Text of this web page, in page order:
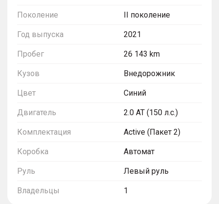
Поколение II поколение
Год выпуска 2021
Пробег 26 143 km
Кузов Внедорожник
Цвет Синий
Двигатель 2.0 AT (150 л.с.)
Комплектация Active (Пакет 2)
Коробка Автомат
Руль Левый руль
Владельцы 1